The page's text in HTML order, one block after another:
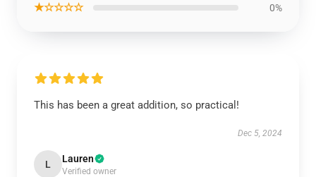
★☆☆☆☆ 0%
This has been a great addition, so practical!
Dec 5, 2024
L Lauren
Verified owner